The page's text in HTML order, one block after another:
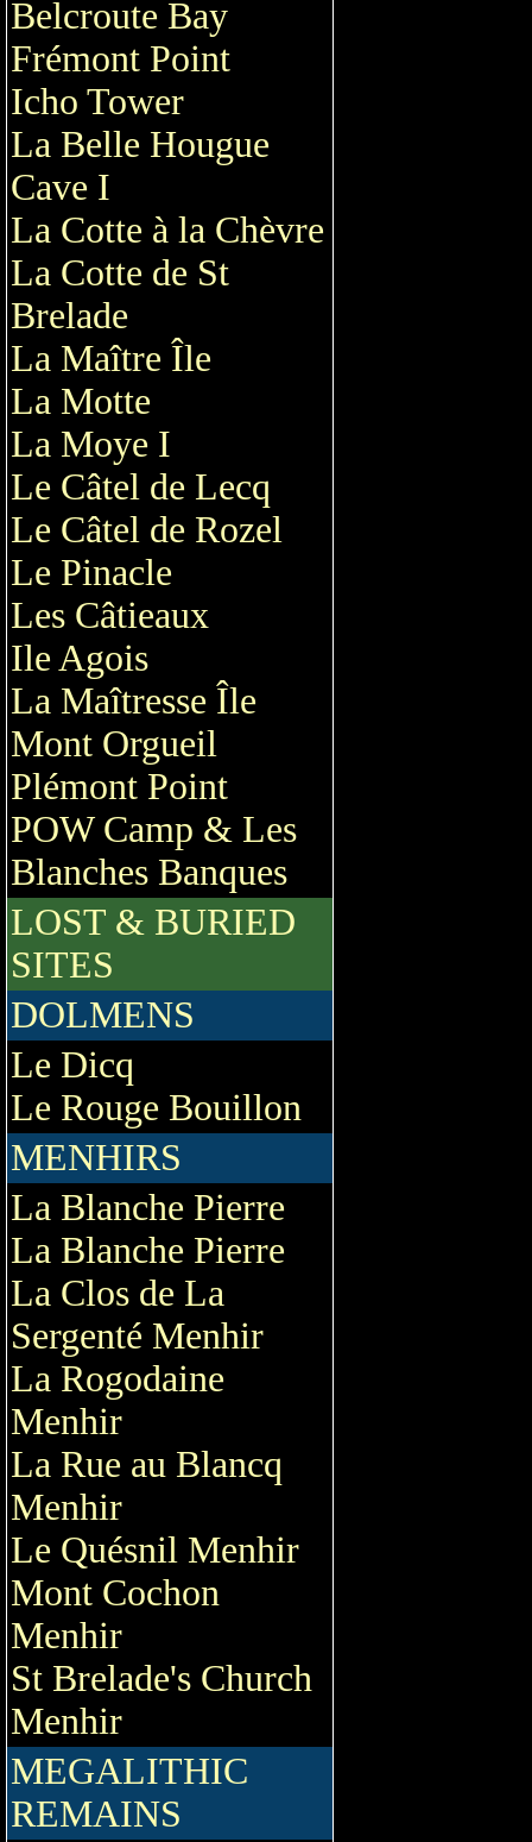
Belcroute Bay
Frémont Point
Icho Tower
La Belle Hougue
Cave I
La Cotte à la Chèvre
La Cotte de St
Brelade
La Maître Île
La Motte
La Moye I
Le Câtel de Lecq
Le Câtel de Rozel
Le Pinacle
Les Câtieaux
Ile Agois
La Maîtresse Île
Mont Orgueil
Plémont Point
POW Camp & Les
Blanches Banques
LOST & BURIED
SITES
DOLMENS
Le Dicq
Le Rouge Bouillon
MENHIRS
La Blanche Pierre
La Blanche Pierre
La Clos de La
Sergenté Menhir
La Rogodaine
Menhir
La Rue au Blancq
Menhir
Le Quésnil Menhir
Mont Cochon
Menhir
St Brelade's Church
Menhir
MEGALITHIC
REMAINS